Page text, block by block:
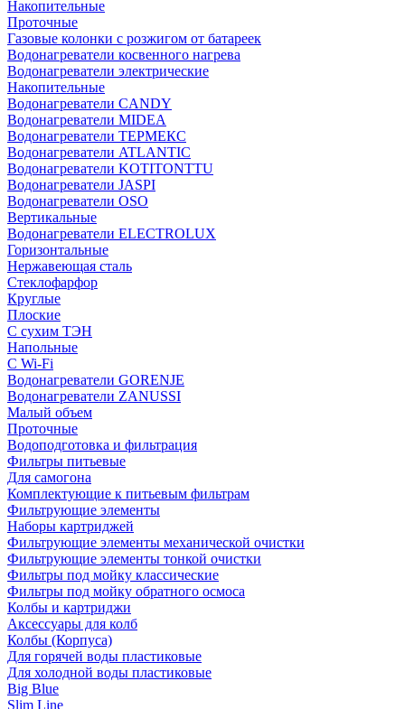
Накопительные
Проточные
Газовые колонки с розжигом от батареек
Водонагреватели косвенного нагрева
Водонагреватели электрические
Накопительные
Водонагреватели CANDY
Водонагреватели MIDEA
Водонагреватели ТЕРМЕКС
Водонагреватели ATLANTIC
Водонагреватели KOTITONTTU
Водонагреватели JASPI
Водонагреватели OSO
Вертикальные
Водонагреватели ELECTROLUX
Горизонтальные
Нержавеющая сталь
Стеклофарфор
Круглые
Плоские
С сухим ТЭН
Напольные
С Wi-Fi
Водонагреватели GORENJE
Водонагреватели ZANUSSI
Малый объем
Проточные
Водоподготовка и фильтрация
Фильтры питьевые
Для самогона
Комплектующие к питьевым фильтрам
Фильтрующие элементы
Наборы картриджей
Фильтрующие элементы механической очистки
Фильтрующие элементы тонкой очистки
Фильтры под мойку классические
Фильтры под мойку обратного осмоса
Колбы и картриджи
Аксессуары для колб
Колбы (Корпуса)
Для горячей воды пластиковые
Для холодной воды пластиковые
Big Blue
Slim Line